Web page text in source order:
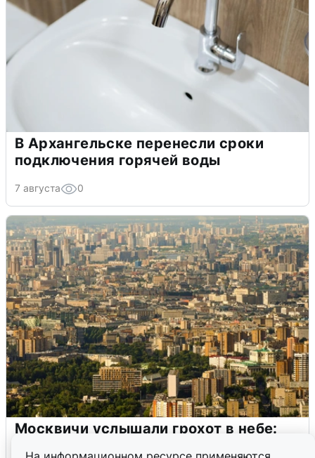
В Архангельске перенесли сроки
подключения горячей воды
7 августа 0
Москвичи услышали грохот в небе: